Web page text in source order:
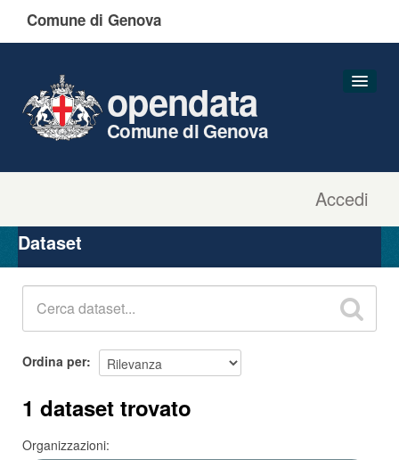
Comune di Genova
Accedi
opendata
Comune di Genova
Organizzazioni
Gruppi
Dataset
Ordina per
1 dataset trovato
Organizzazioni: